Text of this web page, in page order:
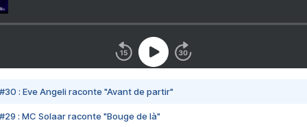
#30 : Eve Angeli raconte "Avant de partir"
#29 : MC Solaar raconte "Bouge de là"